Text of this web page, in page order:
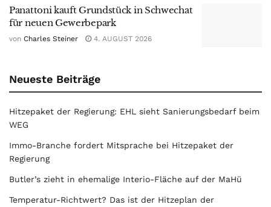
Panattoni kauft Grundstück in Schwechat
für neuen Gewerbepark
von Charles Steiner 4. AUGUST 2026
Neueste Beiträge
Hitzepaket der Regierung: EHL sieht Sanierungsbedarf beim
WEG
Immo-Branche fordert Mitsprache bei Hitzepaket der
Regierung
Butler’s zieht in ehemalige Interio-Fläche auf der MaHü
Temperatur-Richtwert? Das ist der Hitzeplan der